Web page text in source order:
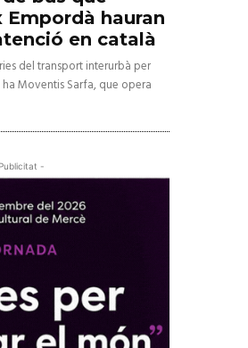
Empordà hauran
en català
del transport interurbà per
Moventis Sarfa, que opera
-